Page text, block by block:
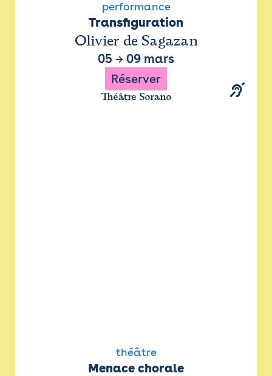
performance
Transfiguration
Olivier de Sagazan
05 → 09 mars
Réserver
Théâtre Sorano
théâtre
Menace chorale